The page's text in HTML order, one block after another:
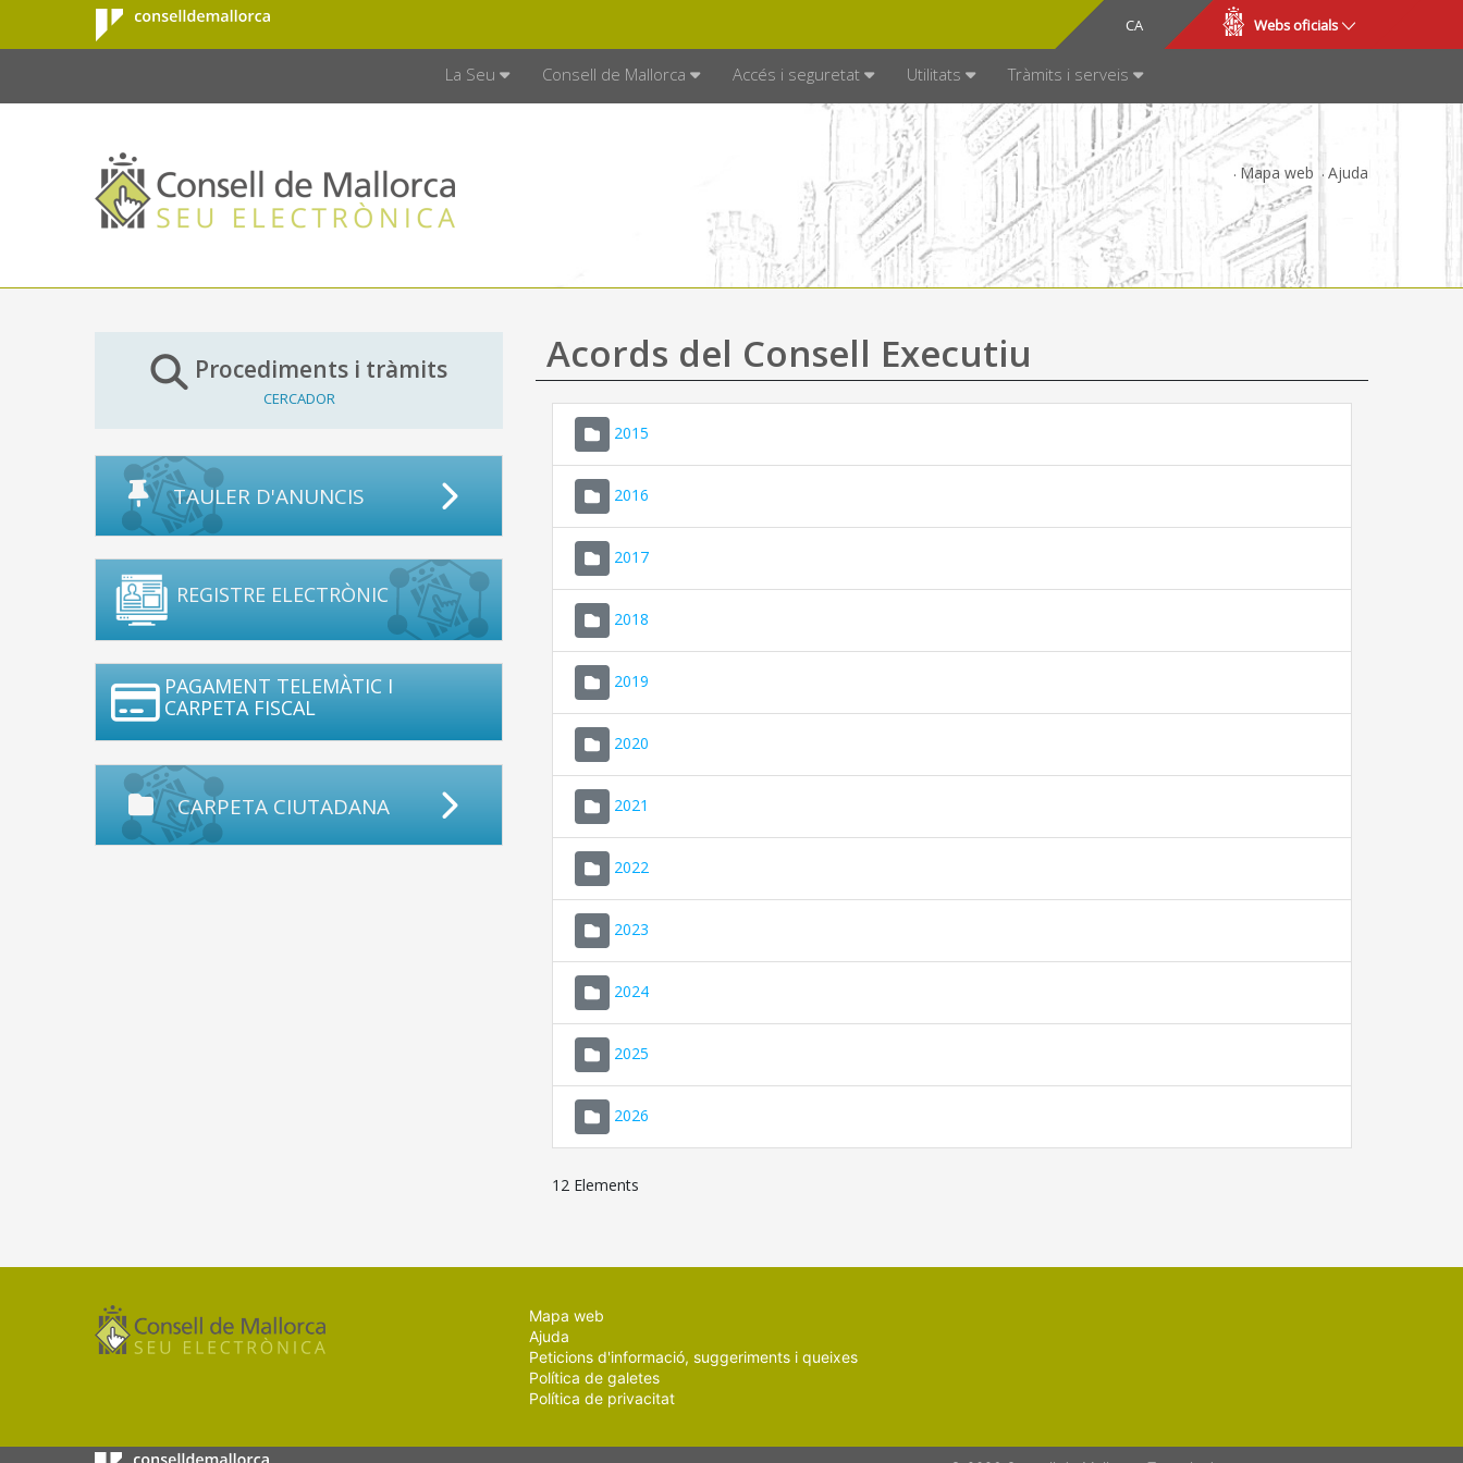
Salta al contingut principal
Consell de
Mallorca
CA
ES Webs oficials
La Seu Consell de Mallorca Accés i seguretat Utilitats Tràmits i serveis
Mapa web Ajuda
Procediments i tràmits
CERCADOR
TAULER D'ANUNCIS
REGISTRE ELECTRÒNIC
PAGAMENT TELEMÀTIC I
CARPETA FISCAL
CARPETA CIUTADANA
Acords del Consell Executiu
2015
2016
2017
2018
2019
2020
2021
2022
2023
2024
2025
2026
12 Elements
Mapa web
Ajuda
Peticions d'informació, suggeriments i queixes
Política de galetes
Política de privacitat